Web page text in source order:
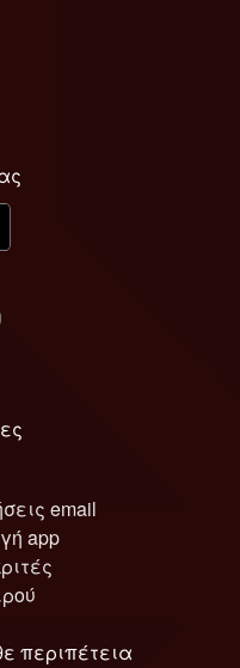
email
app
περιπέτεια